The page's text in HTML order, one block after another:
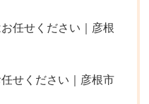
任せください｜彦根
せください｜彦根市